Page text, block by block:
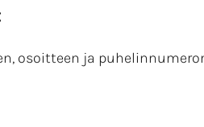
osoitteen ja